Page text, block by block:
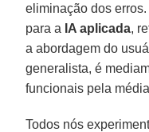
eliminação dos
para a IA aplicada,
a abordagem do
generalista, é
funcionais pela
Todos nós